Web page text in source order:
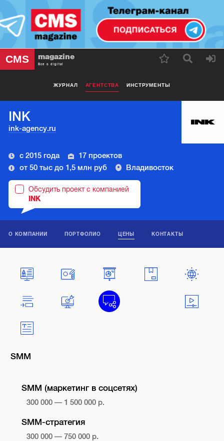
CMS magazine
Все о digital
ЖУРНАЛ АГЕНТСТВА ИНСТРУМЕНТЫ
INK
ink-agency.ru
с 2015 года
17 проектов
от 50 тыс до 1,5 млн руб
Владивосток
Обсудить проект с компанией
INK
О КОМПАНИИ ПОРТФОЛИО ЦЕНЫ КОНТАКТЫ
SMM
SMM (маркетинг в соцсетях)
300 000 — 1 500 000 р.
SMM-стратегия
300 000 — 750 000 р.